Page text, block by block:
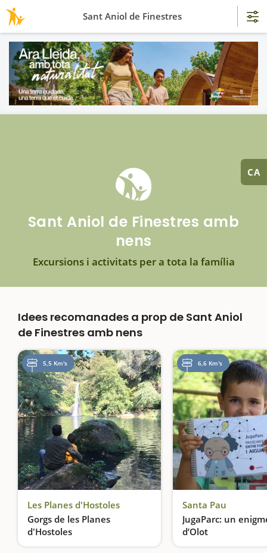
CA
Sant Aniol de Finestres amb
nens
Excursions i activitats per a tota la família
Idees recomanades a prop de Sant Aniol
de Finestres amb nens
5,5 Km's
Les Planes d'Hostoles
Gorgs de les Planes
d'Hostoles
Un espai protegit
6,6 Km's
Santa Pau
JugaParc: un
d’Olot
Sant Aniol de Finestres